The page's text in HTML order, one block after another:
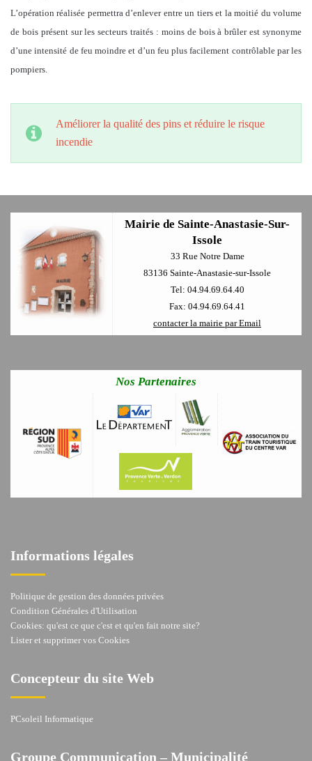
L’opération réalisée permettra d’enlever entre un tiers et la moitié du volume
de bois présent sur les secteurs traités : moins de bois à brûler est synonyme
d’une intensité de feu moindre et d’un feu plus facilement contrôlable par les
pompiers.
Améliorer la qualité des pins et réduire le risque
incendie
Mairie de Sainte-Anastasie-Sur-
Issole
33 Rue Notre Dame
83136 Sainte-Anastasie-sur-Issole
Tel: 04.94.69.64.40
Fax: 04.94.69.64.41
contacter la mairie par Email
Nos Partenaires
Informations légales
Politique de gestion des données privées
Condition Générales d'Utilisation
Cookies: qu'est ce que c'est et qu'en fait notre site?
Lister et supprimer vos Cookies
Concepteur du site Web
PCsoleil Informatique
Groupe Communication – Municipalité